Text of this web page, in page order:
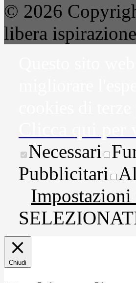
© 2026
libera
Necessari
Pubblicitari
Impostazioni
Chiudi